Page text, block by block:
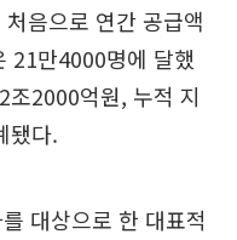
음으로 연간 공급액
21만4000명에 달했
조2000억원, 누적 지
됐다.
대상으로 한 대표적